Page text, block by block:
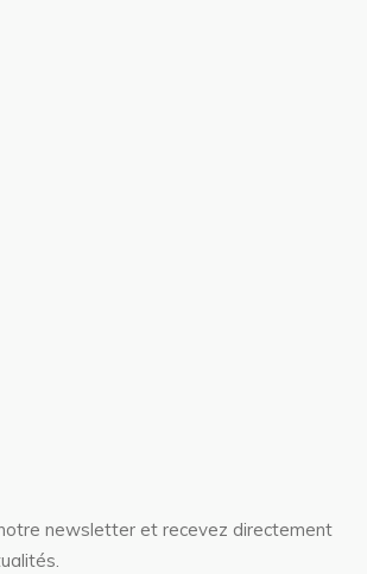
newsletter et recevez directement